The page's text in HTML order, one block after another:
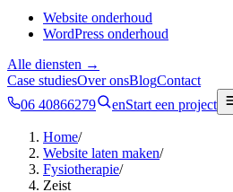
Website onderhoud
WordPress onderhoud
Alle diensten →
Case studiesOver onsBlogContact
06 40866279
enStart een project
Home/
Website laten maken/
Fysiotherapie/
Zeist